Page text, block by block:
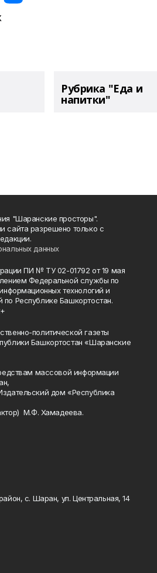
Рубрика "Еда и
напитки"
"Шаранские просторы".
сайта разрешено только с
данных
ПИ № ТУ 02-01792 от 19 мая
Федеральной службы по
технологий и
Республике Башкортостан.
политической газеты
Башкортостан «Шаранские
массовой информации
дом «Республика
М.Ф. Хамадеева.
с. Шаран, ул. Центральная, 14